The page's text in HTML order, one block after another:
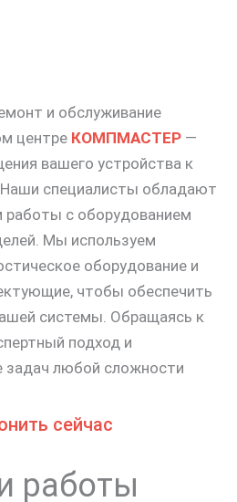
и обслуживание
центре КОМПМАСТЕР —
вашего устройства к
специалисты обладают
с оборудованием
Мы используем
оборудование и
чтобы обеспечить
системы. Обращаясь к
подход и
задач любой сложности
сейчас
работы